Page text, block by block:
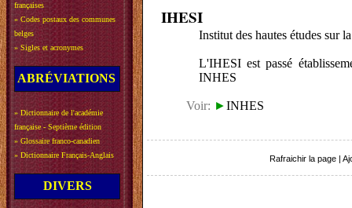
françaises
» Codes postaux des communes
belges
» Sigles et acronymes
ABRÉVIATIONS
» Dictionnaire de l'académie
française - Septième édition
» Glossaire franco-canadien
» Dictionnaire Français-Anglais
DIVERS
IHESI
Institut des hautes études sur
L'IHESI est passé
INHES
Voir: ►INHES
Rafraichir la page